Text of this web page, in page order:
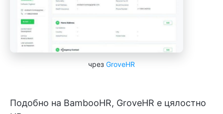
чрез GroveHR
Подобно на BambooHR, GroveHR е цялостно